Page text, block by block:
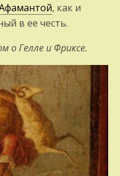
, как и
в ее честь.
о Гелле и Фриксе.